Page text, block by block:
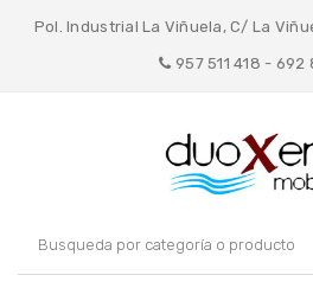
Pol. Industrial La Viñuela, C/ La
957 511 418 - 692